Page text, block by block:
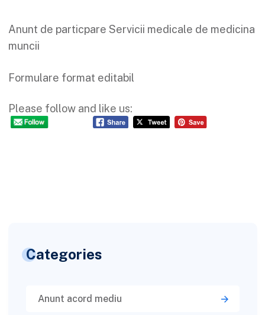
Anunt de particpare Servicii medicale de medicina
muncii
Formulare format editabil
Please follow and like us:
Categories
Anunt acord mediu